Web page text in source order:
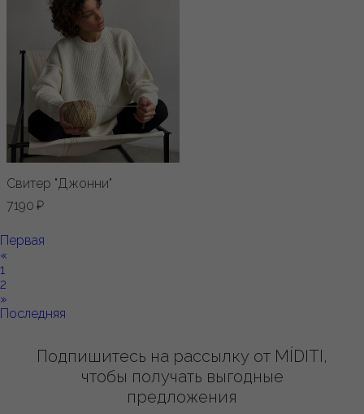
Свитер "Джонни"
7190 ₽
Первая
«
1
2
»
Последняя
Подпишитесь на рассылку от MÍDITI,
чтобы получать выгодные
предложения